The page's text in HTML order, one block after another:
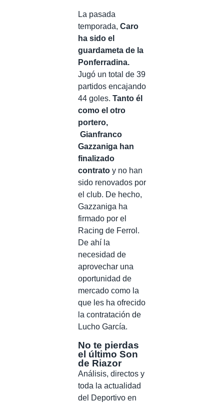
La pasada
temporada, Caro
ha sido el
guardameta de la
Ponferradina.
Jugó un total de 39
partidos encajando
44 goles. Tanto él
como el otro
portero,
Gianfranco
Gazzaniga han
finalizado
contrato y no han
sido renovados por
el club. De hecho,
Gazzaniga ha
firmado por el
Racing de Ferrol.
De ahí la
necesidad de
aprovechar una
oportunidad de
mercado como la
que les ha ofrecido
la contratación de
Lucho García.
No te pierdas
el último Son
de Riazor
Análisis, directos y
toda la actualidad
del Deportivo en